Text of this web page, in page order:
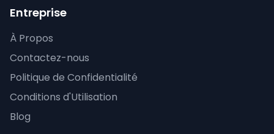
Entreprise
À Propos
Contactez-nous
Politique de Confidentialité
Conditions d'Utilisation
Blog